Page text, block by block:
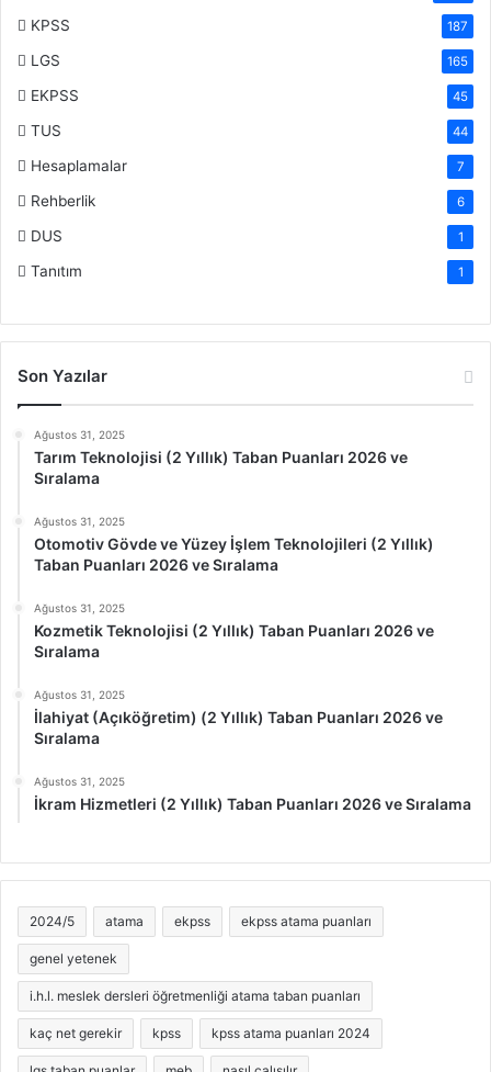
KPSS 187
LGS 165
EKPSS 45
TUS 44
Hesaplamalar 7
Rehberlik 6
DUS 1
Tanıtım 1
Son Yazılar
Ağustos 31, 2025
Tarım Teknolojisi (2 Yıllık) Taban Puanları 2026 ve
Sıralama
Ağustos 31, 2025
Otomotiv Gövde ve Yüzey İşlem Teknolojileri (2 Yıllık)
Taban Puanları 2026 ve Sıralama
Ağustos 31, 2025
Kozmetik Teknolojisi (2 Yıllık) Taban Puanları 2026 ve
Sıralama
Ağustos 31, 2025
İlahiyat (Açıköğretim) (2 Yıllık) Taban Puanları 2026 ve
Sıralama
Ağustos 31, 2025
İkram Hizmetleri (2 Yıllık) Taban Puanları 2026 ve Sıralama
2024/5 atama ekpss ekpss atama puanları
genel yetenek
i.h.l. meslek dersleri öğretmenliği atama taban puanları
kaç net gerekir kpss kpss atama puanları 2024